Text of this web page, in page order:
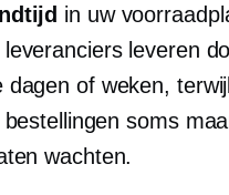
in uw
leveren
dagen of weken, terwijl
soms
wachten.